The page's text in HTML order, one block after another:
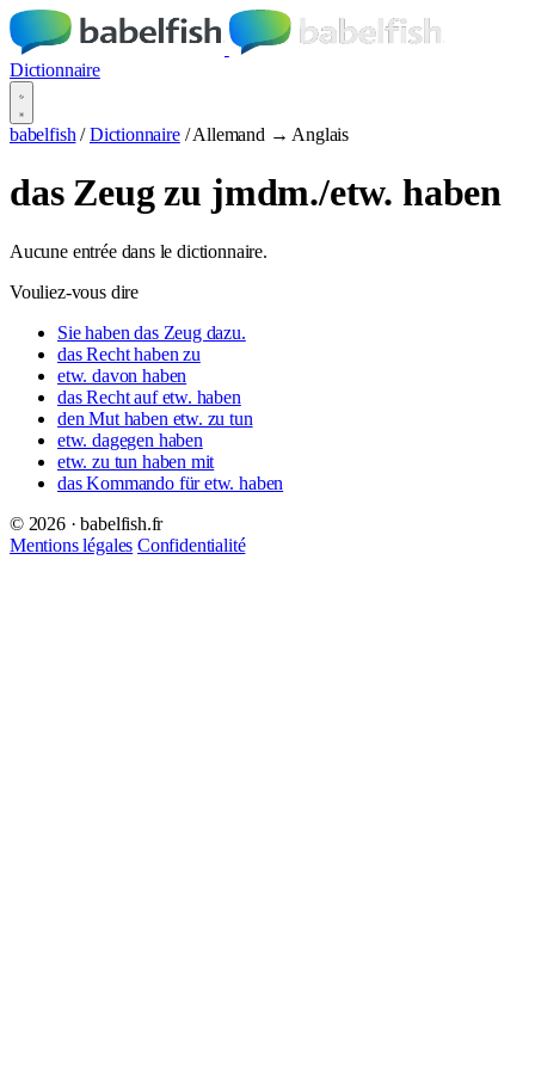
Dictionnaire
babelfish / Dictionnaire / Allemand → Anglais
das Zeug zu jmdm./etw. haben
Aucune entrée dans le dictionnaire.
Vouliez-vous dire
Sie haben das Zeug dazu.
das Recht haben zu
etw. davon haben
das Recht auf etw. haben
den Mut haben etw. zu tun
etw. dagegen haben
etw. zu tun haben mit
das Kommando für etw. haben
© 2026 · babelfish.fr
Mentions légales Confidentialité